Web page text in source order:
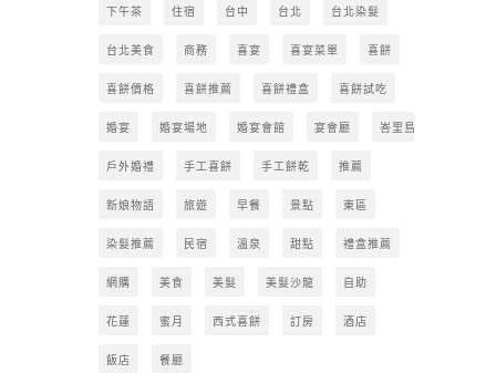
下午茶 住宿 台中 台北 台北染髮
台北美食 商務 喜宴 喜宴菜單 喜餅
喜餅價格 喜餅推薦 喜餅禮盒 喜餅試吃
婚宴 婚宴場地 婚宴會館 宴會廳 峇里島
戶外婚禮 手工喜餅 手工餅乾 推薦
新娘物語 旅遊 早餐 景點 東區
染髮推薦 民宿 溫泉 甜點 禮盒推薦
網購 美食 美髮 美髮沙龍 自助
花蓮 蜜月 西式喜餅 訂房 酒店
飯店 餐廳